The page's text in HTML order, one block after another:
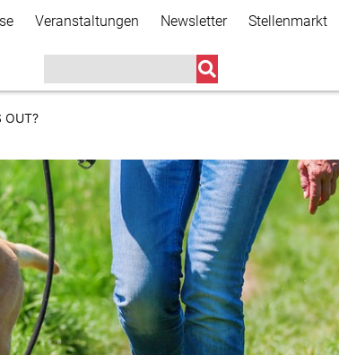
zum
Inhalt
Veranstaltungen Newsletter Stellenmarkt
OUT?